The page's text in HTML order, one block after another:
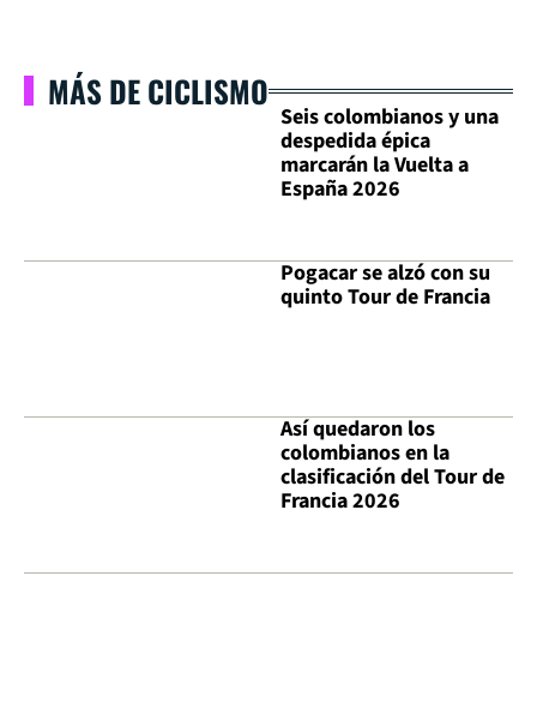
MÁS DE CICLISMO
Seis colombianos y una
despedida épica
marcarán la Vuelta a
España 2026
Pogacar se alzó con su
quinto Tour de Francia
Así quedaron los
colombianos en la
clasificación del Tour de
Francia 2026